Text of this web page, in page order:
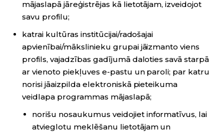
mājaslapā jāreģistrējas kā lietotājam, izveidojot
savu profilu;
katrai kultūras institūcijai/radošajai
apvienībai/mākslinieku grupai jāizmanto viens
profils, vajadzības gadījumā daloties savā starpā
ar vienoto piekļuves e-pastu un paroli; par katru
norisi jāaizpilda elektroniskā pieteikuma
veidlapa programmas mājaslapā;
norišu nosaukumus veidojiet informatīvus, lai
atvieglotu meklēšanu lietotājam un